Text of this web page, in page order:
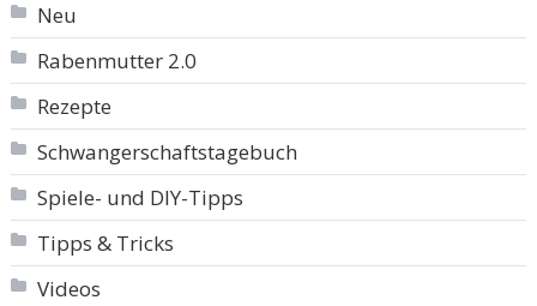
Neu
Rabenmutter 2.0
Rezepte
Schwangerschaftstagebuch
Spiele- und DIY-Tipps
Tipps & Tricks
Videos